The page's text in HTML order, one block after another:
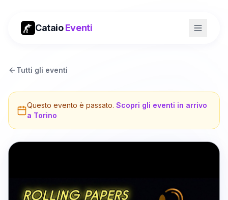
CataioEventi
Tutti gli eventi
Questo evento è passato. Scopri gli eventi in arrivo
a Torino